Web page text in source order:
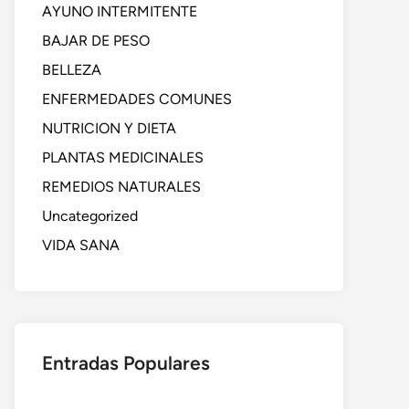
AYUNO INTERMITENTE
BAJAR DE PESO
BELLEZA
ENFERMEDADES COMUNES
NUTRICION Y DIETA
PLANTAS MEDICINALES
REMEDIOS NATURALES
Uncategorized
VIDA SANA
Entradas Populares